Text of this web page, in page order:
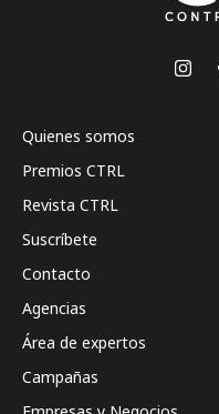
Quienes somos
Premios CTRL
Revista CTRL
Suscríbete
Contacto
Agencias
Área de expertos
Campañas